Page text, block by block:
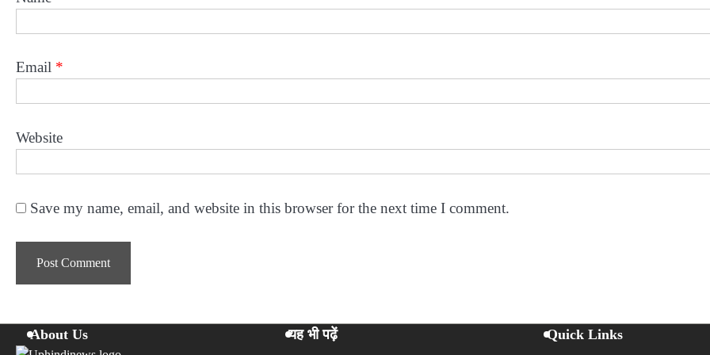
Email *
Website
Save my name, email, and website in this browser for the next time I comment.
About Us यह भी पढ़ें Quick Links